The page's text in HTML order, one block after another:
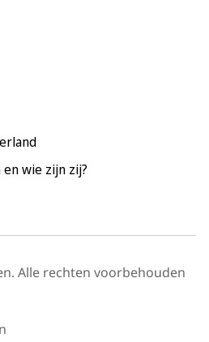
wie zijn zij?
Alle rechten voorbehouden